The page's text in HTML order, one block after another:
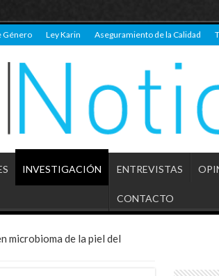
Género Ley Karin Aseguramiento de la Calidad
INVESTIGACIÓN ENTREVISTAS
CONTACTO
microbioma de la piel del